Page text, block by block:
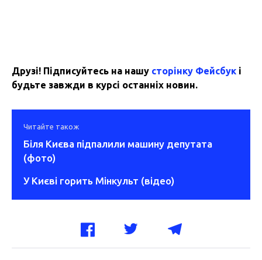
Друзі! Підписуйтесь на нашу сторінку Фейсбук і
будьте завжди в курсі останніх новин.
Читайте також
Біля Києва підпалили машину депутата
(фото)
У Києві горить Мінкульт (відео)